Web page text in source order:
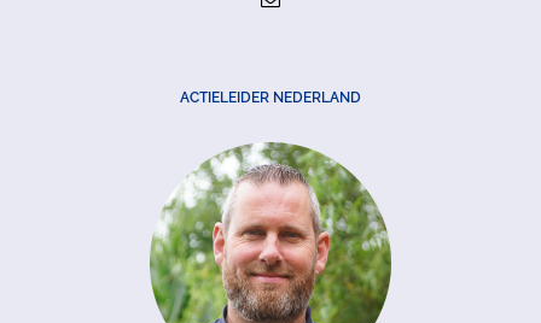
ACTIELEIDER NEDERLAND